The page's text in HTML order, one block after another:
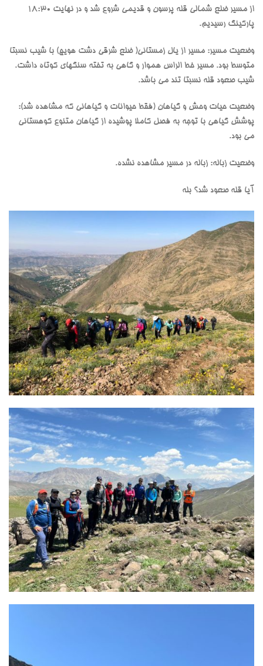
از مسیر ضلع شمالی قله پرسون و قدیمی شروع شد و در نهایت 18:30
پارکینگ رسیدیم.
وضعیت مسیر: مسیر از یال زمستانی( ضلع شرقی دشت هویج) با شیب نسبتا
متوسط بود. مسیر خط الراس هموار و گاهی به تخته سنگهای کوتاه داشت.
شیب صعود قله نسبتا تند می باشد.
وضعیت حیات وحش و گیاهان (فقط حیوانات و گیاهانی که مشاهده شد):
پوشش گیاهی با توجه به فصل کاملا پوشیده از گیاهان متنوع کوهستانی
می بود.
وضعیت زباله: زباله در مسیر مشاهده نشده.
آیا قله صعود شد؟ بله